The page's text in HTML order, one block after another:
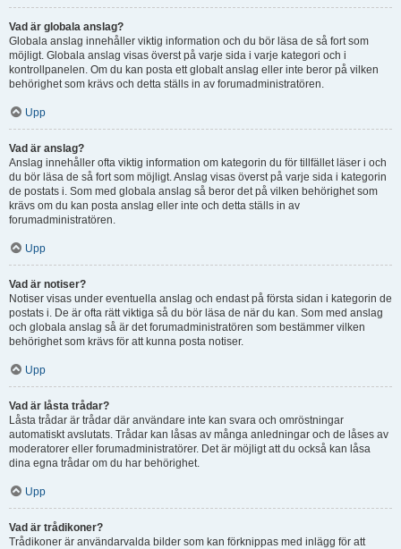
Vad är globala anslag?
Globala anslag innehåller viktig information och du bör läsa de så fort som
möjligt. Globala anslag visas överst på varje sida i varje kategori och i
kontrollpanelen. Om du kan posta ett globalt anslag eller inte beror på vilken
behörighet som krävs och detta ställs in av forumadministratören.
Upp
Vad är anslag?
Anslag innehåller ofta viktig information om kategorin du för tillfället läser i och
du bör läsa de så fort som möjligt. Anslag visas överst på varje sida i kategorin
de postats i. Som med globala anslag så beror det på vilken behörighet som
krävs om du kan posta anslag eller inte och detta ställs in av
forumadministratören.
Upp
Vad är notiser?
Notiser visas under eventuella anslag och endast på första sidan i kategorin de
postats i. De är ofta rätt viktiga så du bör läsa de när du kan. Som med anslag
och globala anslag så är det forumadministratören som bestämmer vilken
behörighet som krävs för att kunna posta notiser.
Upp
Vad är låsta trådar?
Låsta trådar är trådar där användare inte kan svara och omröstningar
automatiskt avslutats. Trådar kan låsas av många anledningar och de låses av
moderatorer eller forumadministratörer. Det är möjligt att du också kan låsa
dina egna trådar om du har behörighet.
Upp
Vad är trådikoner?
Trådikoner är användarvalda bilder som kan förknippas med inlägg för att